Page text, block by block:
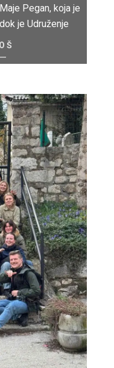
Pegan, koja je
je Udruženje